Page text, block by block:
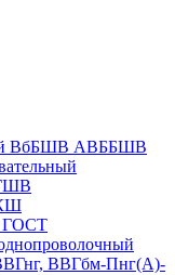
ВбБШВ АВББШВ
ГОСТ
ВВГбм-Пнг(А)-